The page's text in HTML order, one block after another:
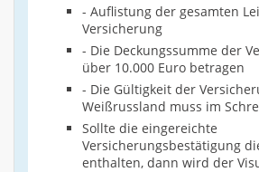
- Auflistung der gesamten
Versicherung
- Die Deckungssumme der
über 10.000 Euro betragen
- Die Gültigkeit der
Weißrussland muss im
Sollte die eingereichte
Versicherungsbestätigung
enthalten, dann wird der